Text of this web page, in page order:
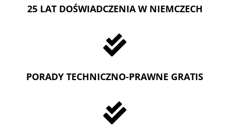
25 LAT DOŚWIADCZENIA W NIEMCZECH

PORADY TECHNICZNO-PRAWNE GRATIS
